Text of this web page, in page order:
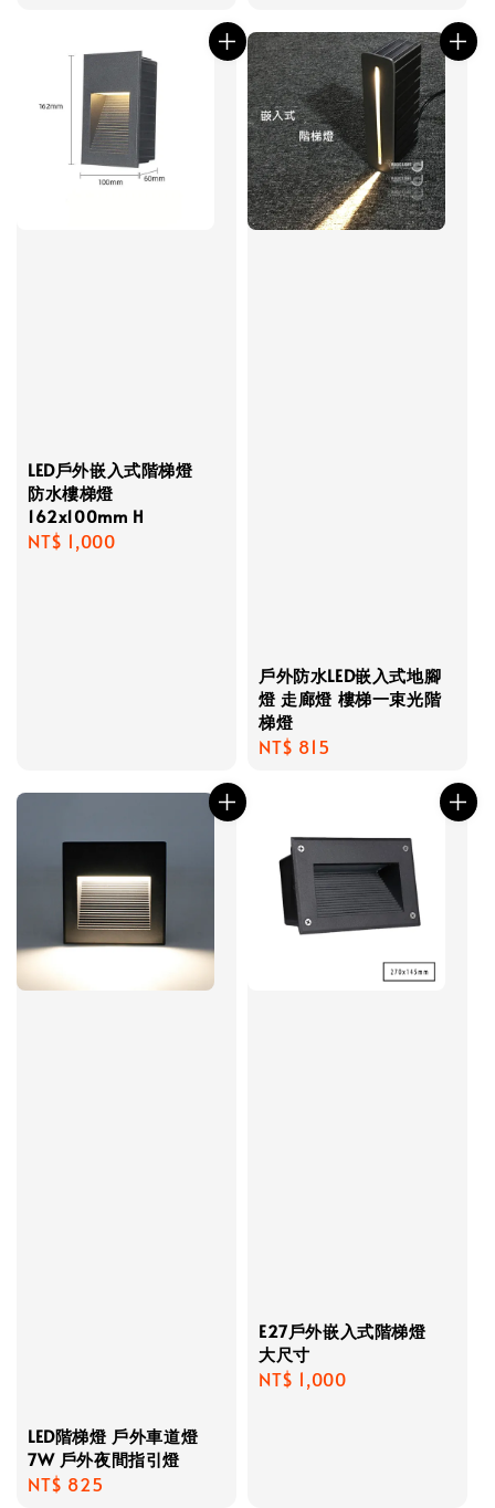
LED戶外嵌入式階梯燈
防水樓梯燈
162x100mm H
Regular
NT$ 1,000
戶外防水LED嵌入式地腳
燈 走廊燈 樓梯一束光階
梯燈
Regular
NT$ 815
LED階梯燈 戶外車道燈
7W 戶外夜間指引燈
Regular
NT$ 825
E27戶外嵌入式階梯燈
大尺寸
Regular
NT$ 1,000